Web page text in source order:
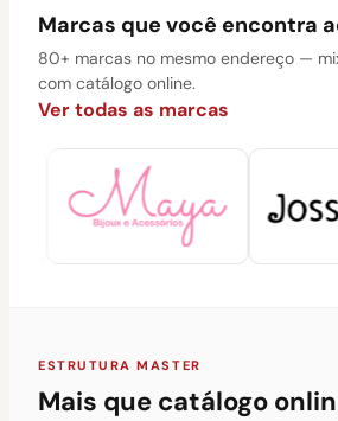
Marcas que você encontra
80+ marcas no mesmo endereço —
com catálogo online.
Ver todas as marcas
ESTRUTURA MASTER
Mais que catálogo